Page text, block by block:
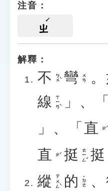
注音：
ㄓ
解釋：
不 ㄅㄨˋ 彎 ㄨㄢ 。
線 ㄒㄧㄢˋ 」、「
」、「 直 ㄓˊ
直
ㄓˊ 挺 ㄊㄧㄥˇ 挺
縱 ㄗㄨㄥˋ 的 ˙ㄉㄜ 、